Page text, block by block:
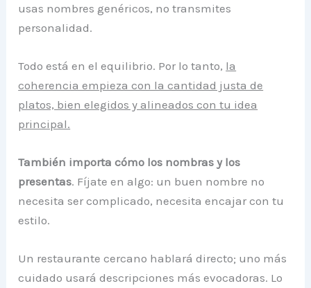
usas nombres genéricos, no transmites
personalidad.
Todo está en el equilibrio. Por lo tanto, la
coherencia empieza con la cantidad justa de
platos, bien elegidos y alineados con tu idea
principal.
También importa cómo los nombras y los
presentas. Fíjate en algo: un buen nombre no
necesita ser complicado, necesita encajar con tu
estilo.
Un restaurante cercano hablará directo; uno más
cuidado usará descripciones más evocadoras. Lo